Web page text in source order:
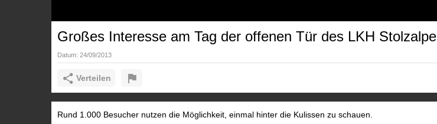
Großes Interesse am Tag der offenen Tür des LKH Stolzalpe
Datum: 24/09/2013
Verteilen
Rund 1.000 Besucher nutzen die Möglichkeit, einmal hinter die Kulissen zu schauen.